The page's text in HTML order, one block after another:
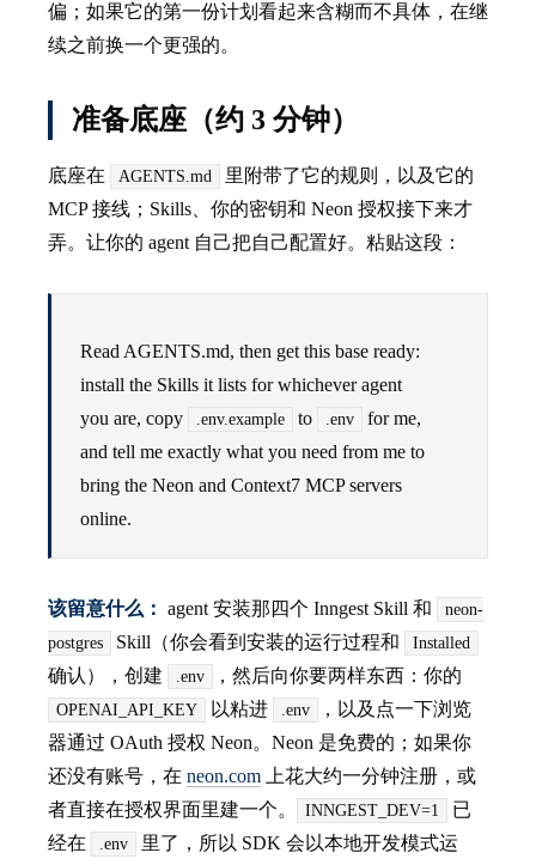
偏；如果它的第一份计划看起来含糊而不具体，在继
续之前换一个更强的。
准备底座（约 3 分钟）
底座在 AGENTS.md
里附带了它的规则，以及它的
MCP 接线；Skills、你的密钥和 Neon 授权接下来才
弄。让你的 agent 自己把自己配置好。粘贴这段：
Read AGENTS.md, then get this base ready:
install the Skills it lists for whichever agent
you are, copy
.env.example to .env
for me,
and tell me exactly what you need from me to
bring the Neon and Context7 MCP servers
online.
该留意什么： agent 安装那四个 Inngest Skill 和
neon-
postgres
Skill（你会看到安装的运行过程和 Installed
确认），创建 .env ，然后向你要两样东西：你的
OPENAI_API_KEY 以粘进 .env
，以及点一下浏览
器通过 OAuth 授权 Neon。Neon 是免费的；如果你
还没有账号，在 neon.com 上花大约一分钟注册，或
者直接在授权界面里建一个。
INNGEST_DEV=1
已
经在
.env
里了，所以 SDK 会以本地开发模式运